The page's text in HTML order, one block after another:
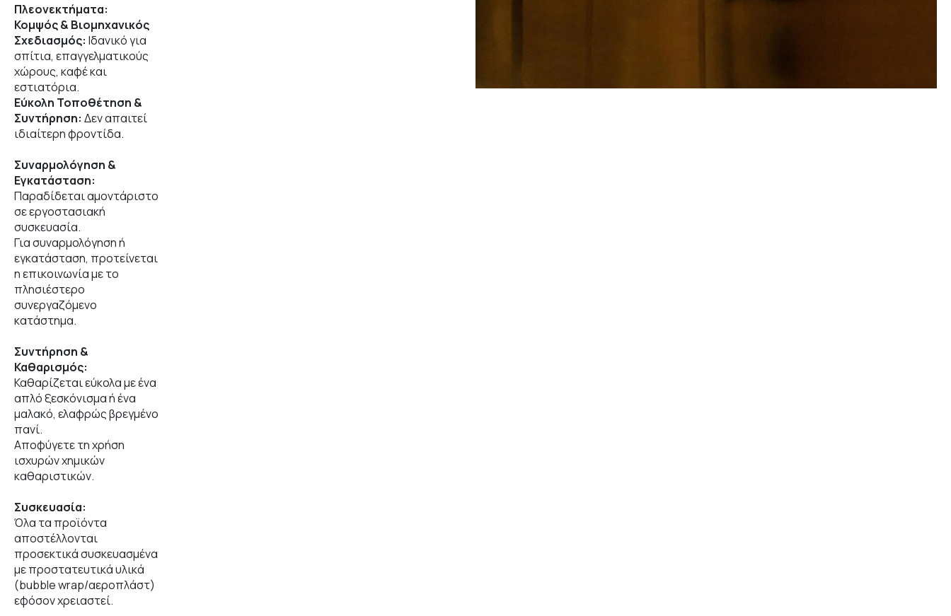
Πλεονεκτήματα:
Κομψός & Βιομηχανικός
Σχεδιασμός: Ιδανικό για
σπίτια, επαγγελματικούς
χώρους, καφέ και
εστιατόρια.
Εύκολη Τοποθέτηση &
Συντήρηση: Δεν απαιτεί
ιδιαίτερη φροντίδα.
Συναρμολόγηση &
Εγκατάσταση:
Παραδίδεται αμοντάριστο
σε εργοστασιακή
συσκευασία.
Για συναρμολόγηση ή
εγκατάσταση, προτείνεται
η επικοινωνία με το
πλησιέστερο
συνεργαζόμενο
κατάστημα.
Συντήρηση &
Καθαρισμός:
Καθαρίζεται εύκολα με ένα
απλό ξεσκόνισμα ή ένα
μαλακό, ελαφρώς βρεγμένο
πανί.
Αποφύγετε τη χρήση
ισχυρών χημικών
καθαριστικών.
Συσκευασία:
Όλα τα προϊόντα
αποστέλλονται
προσεκτικά συσκευασμένα
με προστατευτικά υλικά
(bubble wrap/αεροπλάστ)
εφόσον χρειαστεί.